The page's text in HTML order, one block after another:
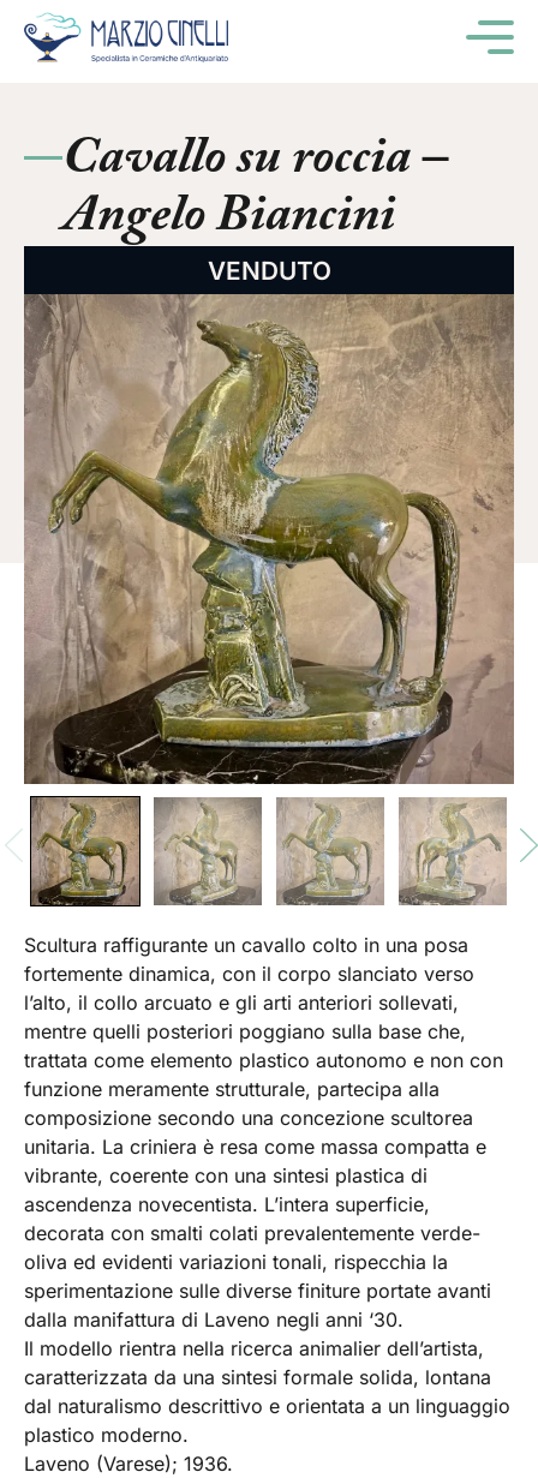
Cavallo su roccia –
Angelo Biancini
VENDUTO
Scultura raffigurante un cavallo colto in una posa
fortemente dinamica, con il corpo slanciato verso
l’alto, il collo arcuato e gli arti anteriori sollevati,
mentre quelli posteriori poggiano sulla base che,
trattata come elemento plastico autonomo e non con
funzione meramente strutturale, partecipa alla
composizione secondo una concezione scultorea
unitaria. La criniera è resa come massa compatta e
vibrante, coerente con una sintesi plastica di
ascendenza novecentista. L’intera superficie,
decorata con smalti colati prevalentemente verde-
oliva ed evidenti variazioni tonali, rispecchia la
sperimentazione sulle diverse finiture portate avanti
dalla manifattura di Laveno negli anni ‘30.
Il modello rientra nella ricerca animalier dell’artista,
caratterizzata da una sintesi formale solida, lontana
dal naturalismo descrittivo e orientata a un linguaggio
plastico moderno.
Laveno (Varese); 1936.